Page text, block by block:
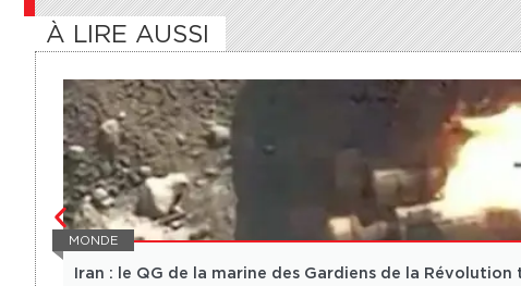
À LIRE AUSSI
MONDE
Iran : le QG de la marine des Gardiens de la